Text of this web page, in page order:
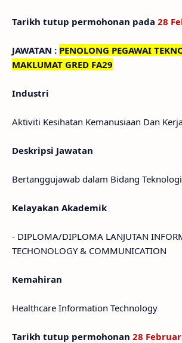
Tarikh tutup permohonan pada 28
JAWATAN : PENOLONG PEGAWAI
MAKLUMAT GRED FA29
Industri
Aktiviti Kesihatan Kemanusiaan Dan
Deskripsi Jawatan
Bertanggujawab dalam Bidang
Kelayakan Akademik
- DIPLOMA/DIPLOMA LANJUTAN
TECHONOLOGY & COMMUNICATION
Kemahiran
Healthcare Information Technology
Tarikh tutup permohonan 28